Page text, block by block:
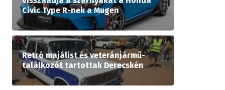
Civic Type R-nek a Mugen
Retró majálist és veteránjármű-
találkozót tartottak Derecskén